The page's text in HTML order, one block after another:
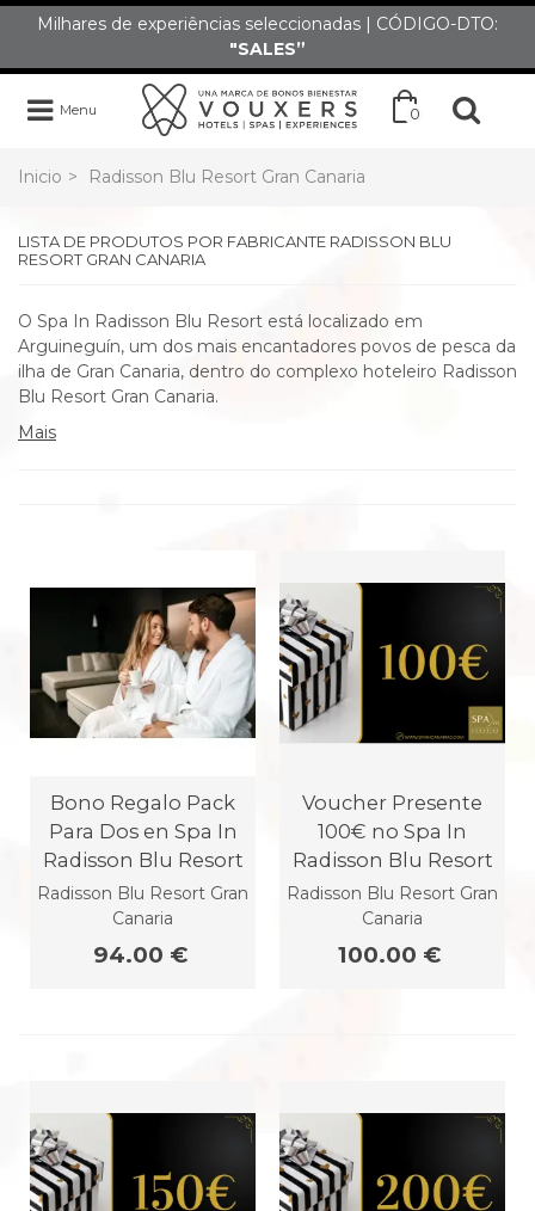
Milhares de experiências seleccionadas | CÓDIGO-DTO:
"SALES”
Menu 0
Inicio > Radisson Blu Resort Gran Canaria
LISTA DE PRODUTOS POR FABRICANTE RADISSON BLU
RESORT GRAN CANARIA
O Spa In Radisson Blu Resort está localizado em
Arguineguín, um dos mais encantadores povos de pesca da
ilha de Gran Canaria, dentro do complexo hoteleiro Radisson
Blu Resort Gran Canaria.
Mais
Bono Regalo Pack
Para Dos en Spa In
Radisson Blu Resort
Radisson Blu Resort Gran
Canaria
94.00 €
Voucher Presente
100€ no Spa In
Radisson Blu Resort
Radisson Blu Resort Gran
Canaria
100.00 €